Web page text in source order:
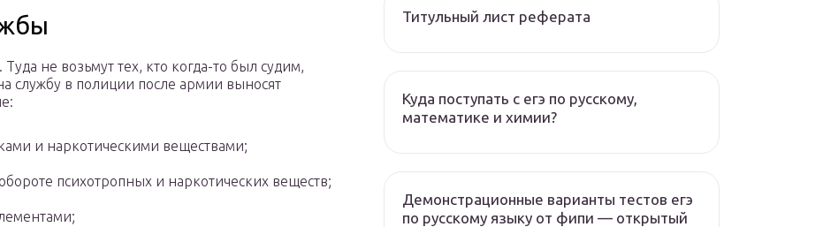
не возьмут тех, кто когда-то был судим,
службу в полиции после армии выносят
и наркотическими веществами;
психотропных и наркотических веществ;
Титульный лист реферата
Куда поступать с егэ по русскому,
математике и химии?
Демонстрационные варианты тестов егэ
по русскому языку от фипи — открытый